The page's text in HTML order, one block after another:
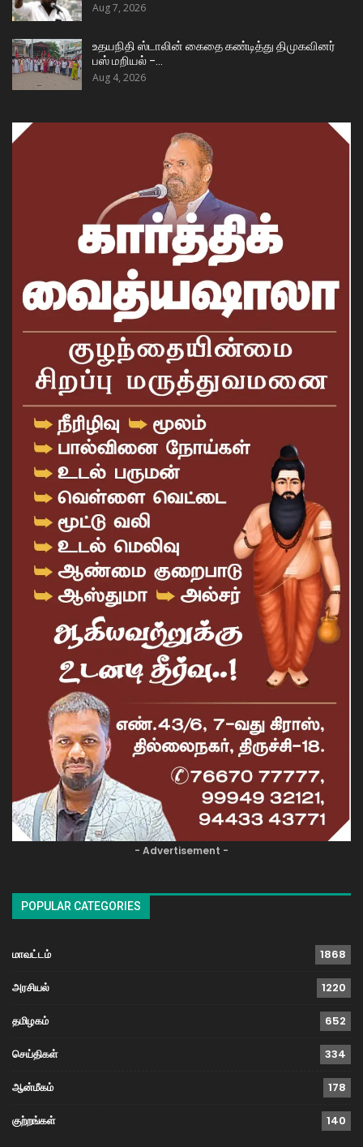
Aug 7, 2026
உதயநிதி ஸ்டாலின் கைதை கண்டித்து திமுகவினர்
பஸ் மறியல் –…
Aug 4, 2026
- Advertisement -
POPULAR CATEGORIES
மாவட்டம் 1868
அரசியல் 1220
தமிழகம் 652
செய்திகள் 334
ஆன்மீகம் 178
குற்றங்கள் 140